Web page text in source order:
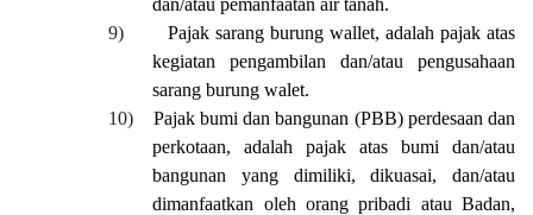
dan/atau pemanfaatan air tanah.
9)
Pajak sarang burung wallet, adalah pajak atas
kegiatan pengambilan dan/atau pengusahaan
sarang burung walet.
10)
Pajakbumi danbangunan (PBB) perdesaan dan
perkotaan, adalah pajak atas bumi dan/atau
bangunan yang dimiliki, dikuasai, dan/atau
dimanfaatkan oleh orang pribadi atau Badan,